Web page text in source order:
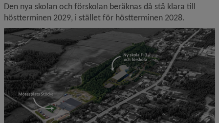
Den nya skolan och förskolan beräknas då stå klara till
höstterminen 2029, i stället för höstterminen 2028.